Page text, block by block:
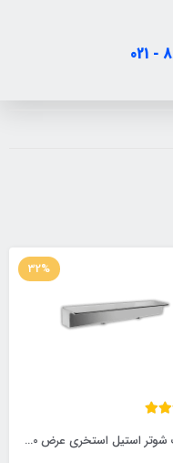
32%
پرده آب شوتر استیل استخری عرض 60 سانتی متر